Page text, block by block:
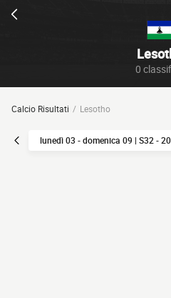
0
Calcio Risultati Lesotho
lunedì 03 - domenica 09 | S32 -